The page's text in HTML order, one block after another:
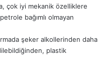
çok iyi mekanik özelliklere
bağımlı olmayan
şeker alkollerinden daha
plastik